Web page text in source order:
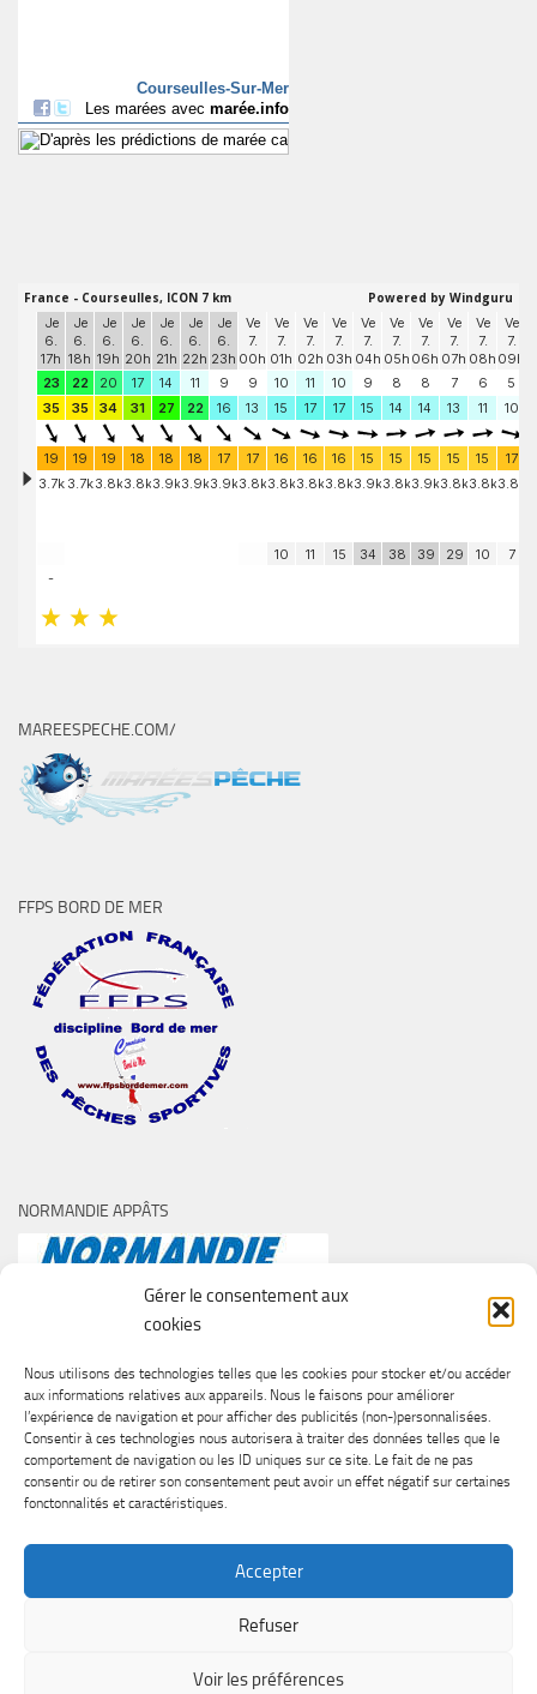
Gérer le consentement aux
cookies
Nous utilisons des technologies telles que les cookies pour stocker et/ou accéder
aux informations relatives aux appareils. Nous le faisons pour améliorer
l’expérience de navigation et pour afficher des publicités (non-)personnalisées.
Consentir à ces technologies nous autorisera à traiter des données telles que le
comportement de navigation ou les ID uniques sur ce site. Le fait de ne pas
consentir ou de retirer son consentement peut avoir un effet négatif sur certaines
fonctonnalités et caractéristiques.
Accepter
Refuser
Voir les préférences
MAREESPECHE.COM/
FFPS BORD DE MER
NORMANDIE APPÂTS